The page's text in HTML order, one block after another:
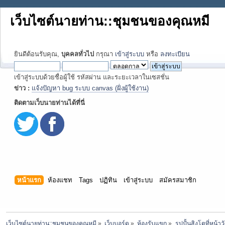
เว็บไซต์นายท่าน::ชุมชนของคุณหมี
ยินดีต้อนรับคุณ, บุคคลทั่วไป กรุณา เข้าสู่ระบบ หรือ ลงทะเบียน
เข้าสู่ระบบด้วยชื่อผู้ใช้ รหัสผ่าน และระยะเวลาในเซสชั่น
ข่าว : แจ้งปัญหา bug ระบบ canvas (ฝั่งผู้ใช้งาน)
ติดตามเว็บนายท่านได้ที่นี่
หน้าแรก ห้องแชท Tags ปฏิทิน เข้าสู่ระบบ สมัครสมาชิก
เว็บไซต์นายท่าน::ชุมชนของคุณหมี » เว็บบอร์ด » ห้องรับแขก » รูปปั้นสิงโตที่หน้า